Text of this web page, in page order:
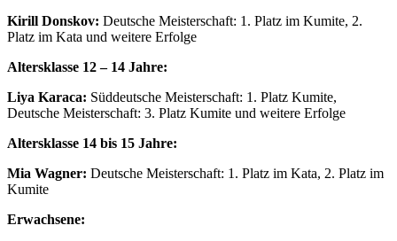
Kirill Donskov: Deutsche Meisterschaft: 1. Platz im Kumite, 2.
Platz im Kata und weitere Erfolge
Altersklasse 12 – 14 Jahre:
Liya Karaca: Süddeutsche Meisterschaft: 1. Platz Kumite,
Deutsche Meisterschaft: 3. Platz Kumite und weitere Erfolge
Altersklasse 14 bis 15 Jahre:
Mia Wagner: Deutsche Meisterschaft: 1. Platz im Kata, 2. Platz im
Kumite
Erwachsene: